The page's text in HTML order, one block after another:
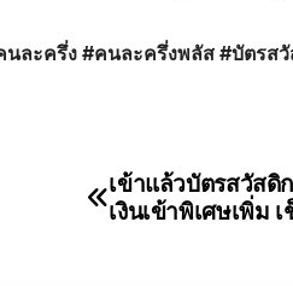
ละครึ่ง #คนละครึ่งพลัส #บัตรส
เข้าแล้วบัตรสวัสดิ
เงินเข้าพิเศษเพิ่ม